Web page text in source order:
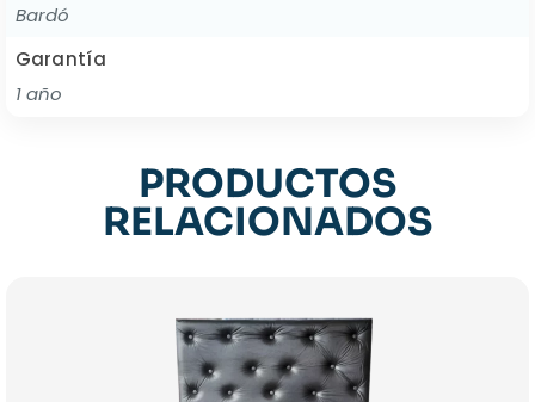
Bardó
Garantía
1 año
PRODUCTOS
RELACIONADOS